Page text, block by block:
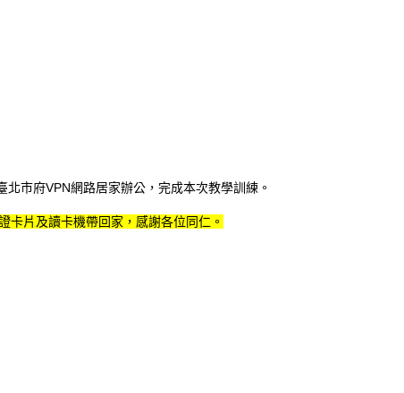
市府VPN網路居家辦公，完成本次教學訓練。
卡片及讀卡機帶回家，感謝各位同仁。